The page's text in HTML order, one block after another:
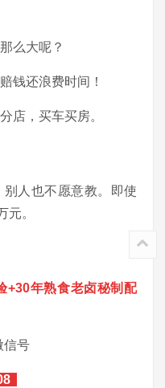
么大呢？
钱还浪费时间！
店，买车买房。
人也不愿意教。即使
元。
+30年熟食老卤秘制配
信号